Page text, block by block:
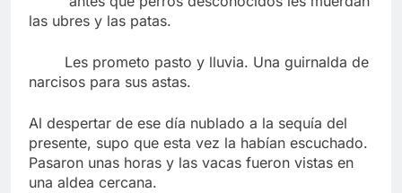
las ubres y las patas.
Les prometo pasto y lluvia. Una guirnalda de
narcisos para sus astas.
Al despertar de ese día nublado a la sequía del
presente, supo que esta vez la habían escuchado.
Pasaron unas horas y las vacas fueron vistas en
una aldea cercana.